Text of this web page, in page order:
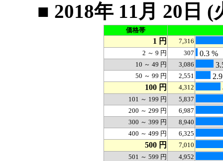
■ 2018年 11月 20日
価格帯
1 円
7,316
2 ～ 9 円
307 0.3 %
10 ～ 49 円 3,086
50 ～ 99 円 2,551
100 円
4,312
101 ～ 199 円
5,837
200 ～ 299 円
6,987
300 ～ 399 円
8,940
400 ～ 499 円
6,325
500 円
7,010
501 ～ 599 円
4,952